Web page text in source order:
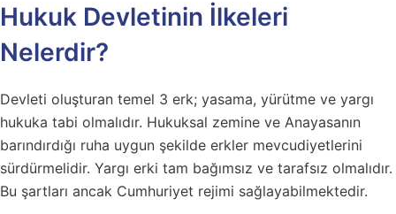
Hukuk Devletinin İlkeleri
Nelerdir?
Devleti oluşturan temel 3 erk; yasama, yürütme ve yargı
hukuka tabi olmalıdır. Hukuksal zemine ve Anayasanın
barındırdığı ruha uygun şekilde erkler mevcudiyetlerini
sürdürmelidir. Yargı erki tam bağımsız ve tarafsız olmalıdır.
Bu şartları ancak Cumhuriyet rejimi sağlayabilmektedir.